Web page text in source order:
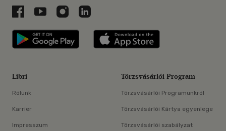
Libri a Facebookon
Libri a Youtube-on
Libri az Instagramon
Libri a LinkedInen
Libri applikáció Szerezd meg: Google
Libri
Rólunk
Karrier
Impresszum
Törzsvásárlói Program
Törzsvásárlói Programunkról
Törzsvásárlói Kártya egyenlege
Törzsvásárlói szabályzat